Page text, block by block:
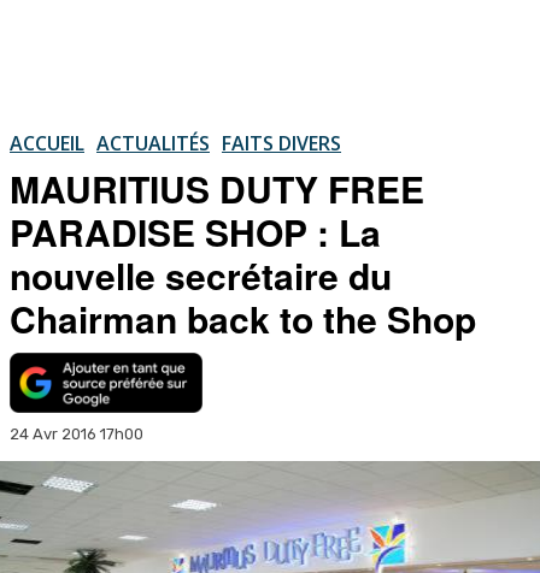
ACCUEIL ACTUALITÉS FAITS DIVERS
MAURITIUS DUTY FREE
PARADISE SHOP : La
nouvelle secrétaire du
Chairman back to the Shop
24 Avr 2016 17h00